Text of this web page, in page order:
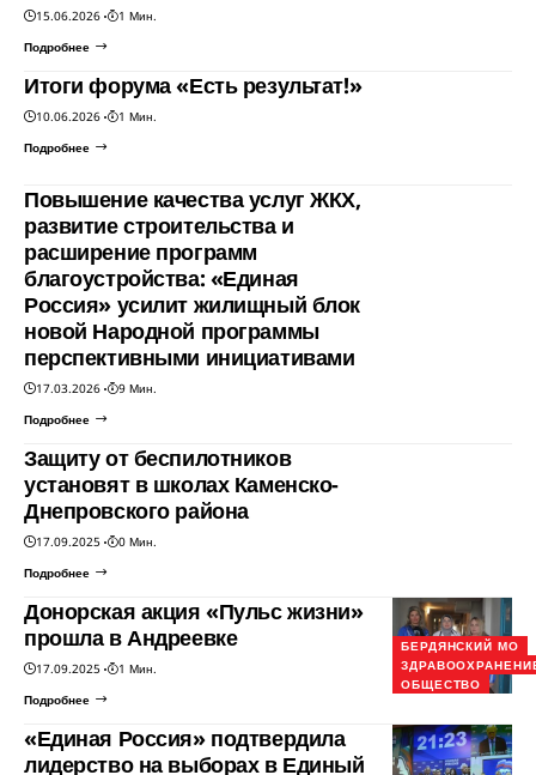
15.06.2026
1 Мин.
Подробнее
Итоги форума «Есть результат!»
10.06.2026
1 Мин.
Подробнее
Повышение качества услуг ЖКХ,
развитие строительства и
расширение программ
благоустройства: «Единая
Россия» усилит жилищный блок
новой Народной программы
перспективными инициативами
17.03.2026
9 Мин.
Подробнее
Защиту от беспилотников
установят в школах Каменско-
Днепровского района
17.09.2025
0 Мин.
Подробнее
БЕРДЯНСКИЙ МО
ОБЩЕСТВО
Донорская акция «Пульс жизни»
прошла в Андреевке
17.09.2025
1 Мин.
Подробнее
«Единая Россия» подтвердила
лидерство на выборах в Единый